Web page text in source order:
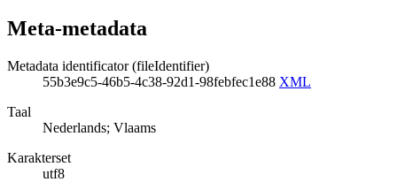
Meta-metadata
Metadata identificator (fileIdentifier)
55b3e9c5-46b5-4c38-92d1-98febfec1e88 XML
Taal
Nederlands; Vlaams
Karakterset
utf8